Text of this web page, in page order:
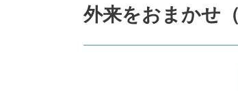
外来をおまかせ